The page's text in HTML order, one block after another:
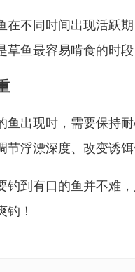
在不同时间出现活跃
草鱼最容易啃食的时
鱼出现时，需要保持
节浮漂深度、改变诱饵
钓到有口的鱼并不难
钓！